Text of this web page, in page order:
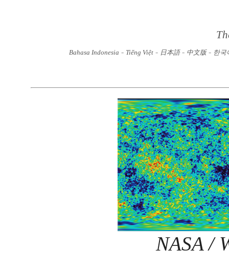
Bahasa Indonesia - Tiếng Việt - 日本語- 中文版- 한국
NASA /